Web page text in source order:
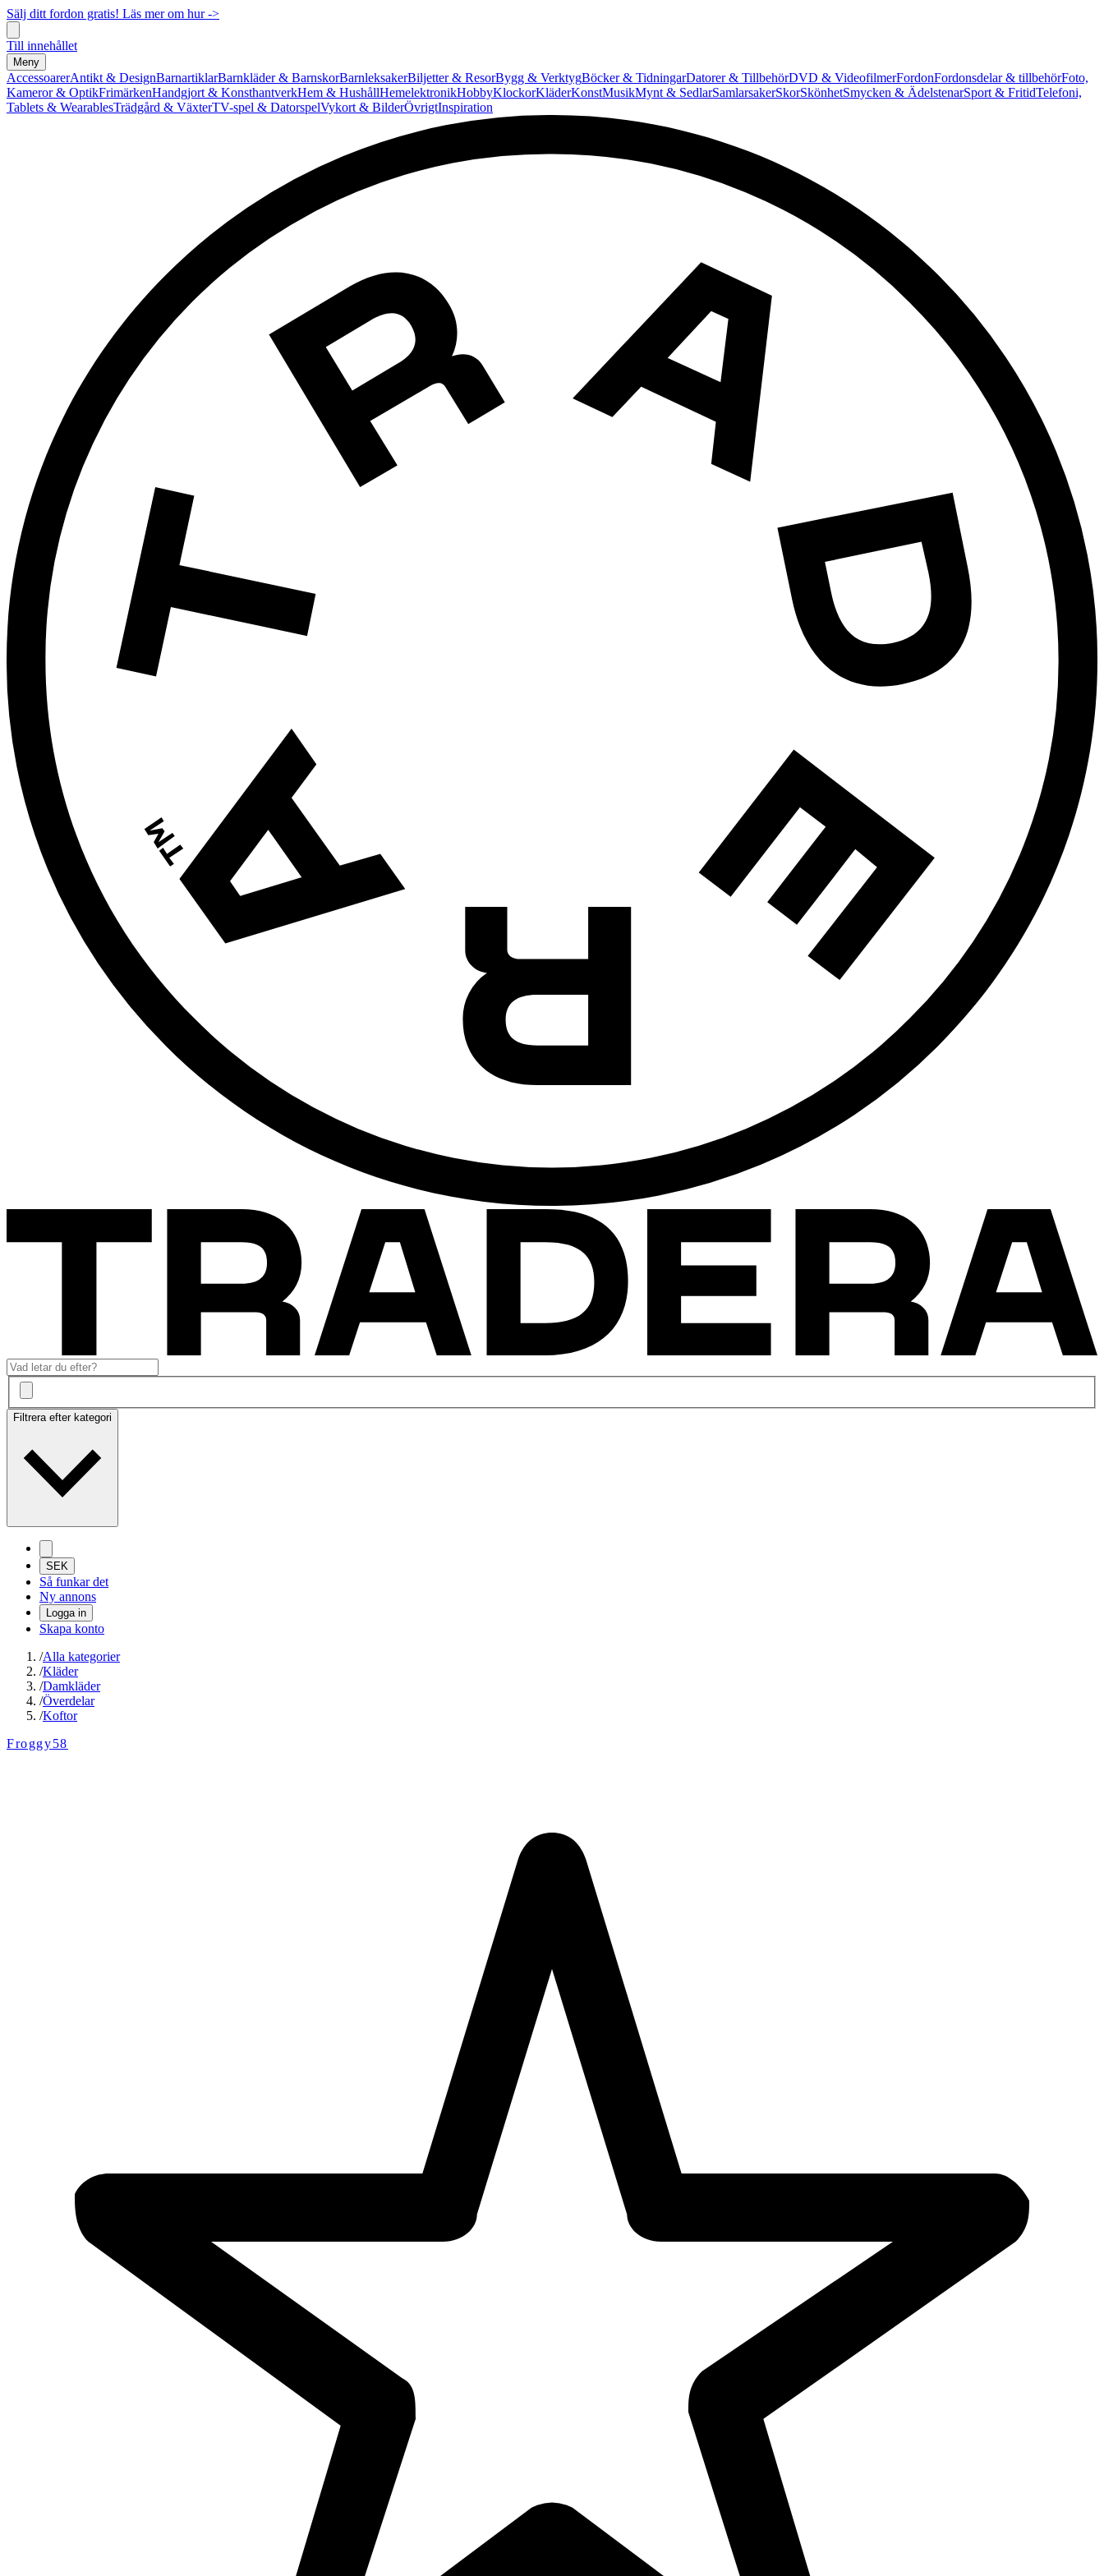
Sälj ditt fordon gratis! Läs mer om hur ->
Till innehållet
Meny
AccessoarerAntikt & DesignBarnartiklarBarnkläder & BarnskorBarnleksakerBiljetter & ResorBygg & VerktygBöcker & TidningarDatorer & TillbehörDVD & VideofilmerFordonFordonsdelar & tillbehörFoto,
Kameror & OptikFrimärkenHandgjort & KonsthantverkHem & HushållHemelektronikHobbyKlockorKläderKonstMusikMynt & SedlarSamlarsakerSkorSkönhetSmycken & ÄdelstenarSport & FritidTelefoni,
Tablets & WearablesTrädgård & VäxterTV-spel & DatorspelVykort & BilderÖvrigtInspiration
Filtrera efter kategori
SEK
Så funkar det
Ny annons
Logga in
Skapa konto
/Alla kategorier
/Kläder
/Damkläder
/Överdelar
/Koftor
Froggy58